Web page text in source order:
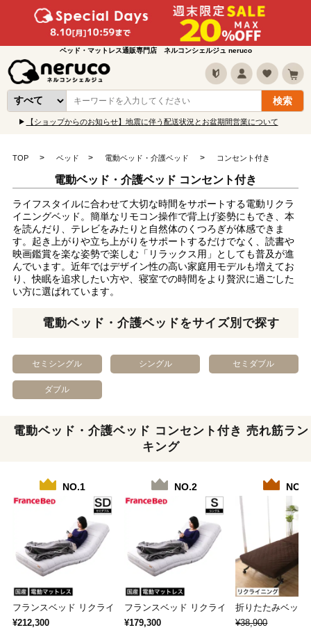
ベッド・マットレス通販専門店 ネルコンシェルジュ neruco
【ショップからのお知らせ】地震に伴う配送状況とお盆期間営業について
TOP ベッド 電動ベッド・介護ベッド コンセント付き
電動ベッド・介護ベッド コンセント付き
ライフスタイルに合わせて大切な時間をサポートする電動リクラ
イニングベッド。簡単なリモコン操作で背上げ姿勢にもでき、本
を読んだり、テレビをみたりと自然体のくつろぎが体感できま
す。起き上がりや立ち上がりをサポートするだけでなく、読書や
映画鑑賞を楽な姿勢で楽しむ「リラックス用」としても普及が進
んでいます。近年ではデザイン性の高い家庭用モデルも増えてお
り、快眠を追求したい方や、寝室での時間をより贅沢に過ごした
い方に選ばれています。
電動ベッド・介護ベッドをサイズ別で探す
セミシングル シングル セミダブル
ダブル
電動ベッド・介護ベッド コンセント付き 売れ筋ラン
キング
NO.1
フランスベッド リクライニングベッド 電動マッ…
¥212,300
NO.2
フランスベッド リクライニングベッド 電動
¥179,300
NO.3
折りたたみベッ
¥38,900